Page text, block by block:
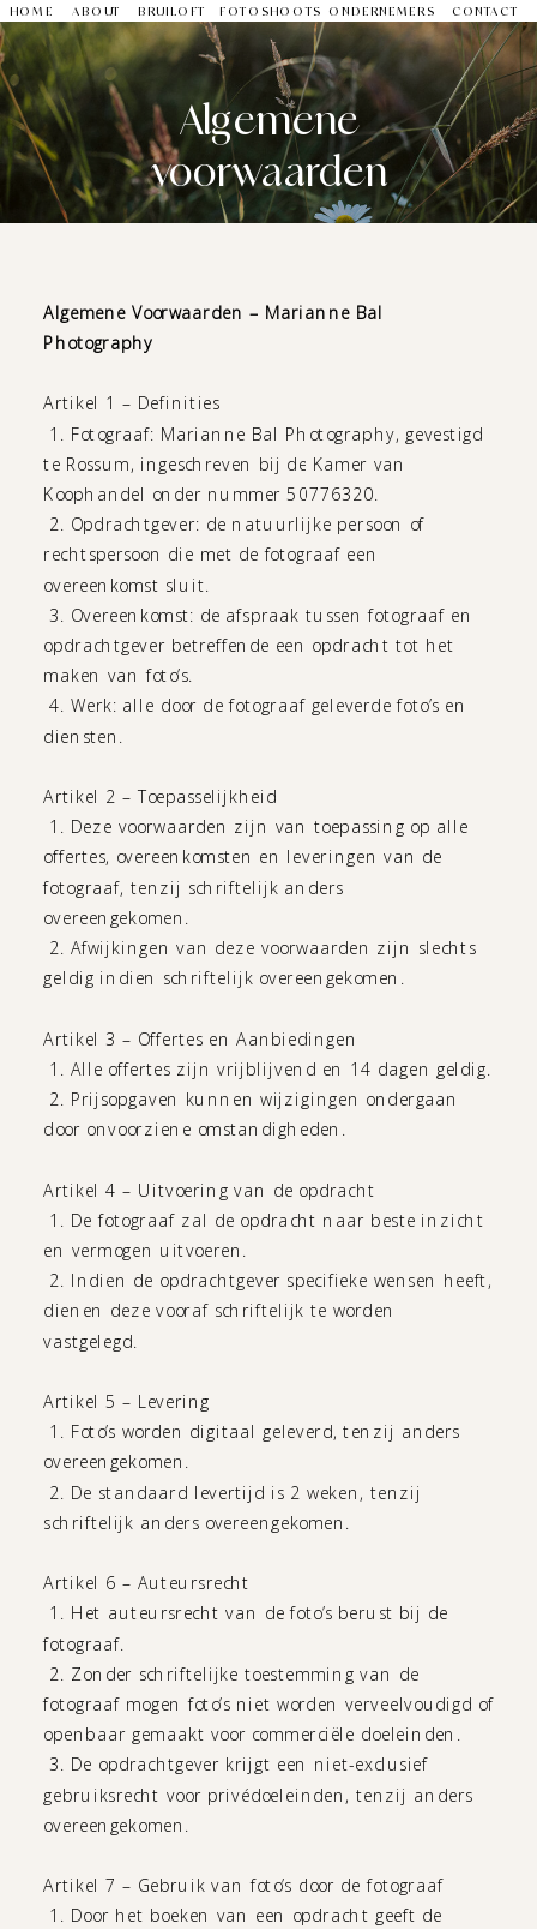
ONDERNEMERS CONTACT
FOTOSHOOTS
BRUILOFT
ABOUT
HOME
Algemene
voorwaarden
Algemene Voorwaarden – Marianne Bal
Photography
Artikel 1 – Definities
1. Fotograaf: Marianne Bal Photography, gevestigd
te Rossum, ingeschreven bij de Kamer van
Koophandel onder nummer 50776320.
2. Opdrachtgever: de natuurlijke persoon of
rechtspersoon die met de fotograaf een
overeenkomst sluit.
3. Overeenkomst: de afspraak tussen fotograaf en
opdrachtgever betreffende een opdracht tot het
maken van foto’s.
4. Werk: alle door de fotograaf geleverde foto’s en
diensten.
Artikel 2 – Toepasselijkheid
1. Deze voorwaarden zijn van toepassing op alle
offertes, overeenkomsten en leveringen van de
fotograaf, tenzij schriftelijk anders
overeengekomen.
2. Afwijkingen van deze voorwaarden zijn slechts
geldig indien schriftelijk overeengekomen.
Artikel 3 – Offertes en Aanbiedingen
1. Alle offertes zijn vrijblijvend en 14 dagen geldig.
2. Prijsopgaven kunnen wijzigingen ondergaan
door onvoorziene omstandigheden.
Artikel 4 – Uitvoering van de opdracht
1. De fotograaf zal de opdracht naar beste inzicht
en vermogen uitvoeren.
2. Indien de opdrachtgever specifieke wensen heeft,
dienen deze vooraf schriftelijk te worden
vastgelegd.
Artikel 5 – Levering
1. Foto’s worden digitaal geleverd, tenzij anders
overeengekomen.
2. De standaard levertijd is 2 weken, tenzij
schriftelijk anders overeengekomen.
Artikel 6 – Auteursrecht
1. Het auteursrecht van de foto’s berust bij de
fotograaf.
2. Zonder schriftelijke toestemming van de
fotograaf mogen foto’s niet worden verveelvoudigd of
openbaar gemaakt voor commerciële doeleinden.
3. De opdrachtgever krijgt een niet-exclusief
gebruiksrecht voor privédoeleinden, tenzij anders
overeengekomen.
Artikel 7 – Gebruik van foto’s door de fotograaf
1. Door het boeken van een opdracht geeft de